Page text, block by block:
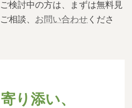
検討中の方は、まずは無料見
相談、 お問い合わせ くださ
り添い、